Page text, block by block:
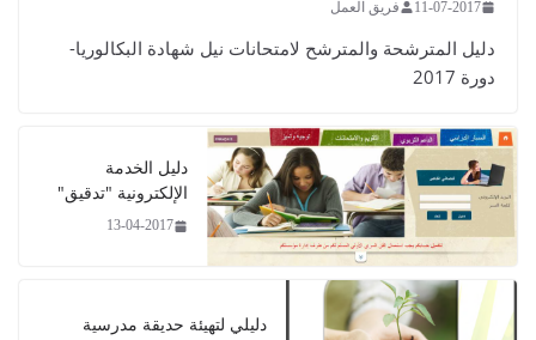
11-07-2017 فريق العمل
​​​​دليل المترشحة والمترشح لامتحانات نيل شهادة البكالوريا-
دورة 2017
دليل الخدمة
الإلكترونية "تدقيق"
13-04-2017
دليلي لتهيئة حديقة مدرسية​